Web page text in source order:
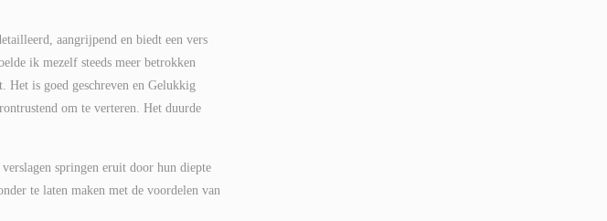
aangrijpend en biedt een vers
ik mezelf steeds meer betrokken
Het is goed geschreven en Gelukkig
om te verteren. Het duurde
springen eruit door hun diepte
te laten maken met de voordelen van